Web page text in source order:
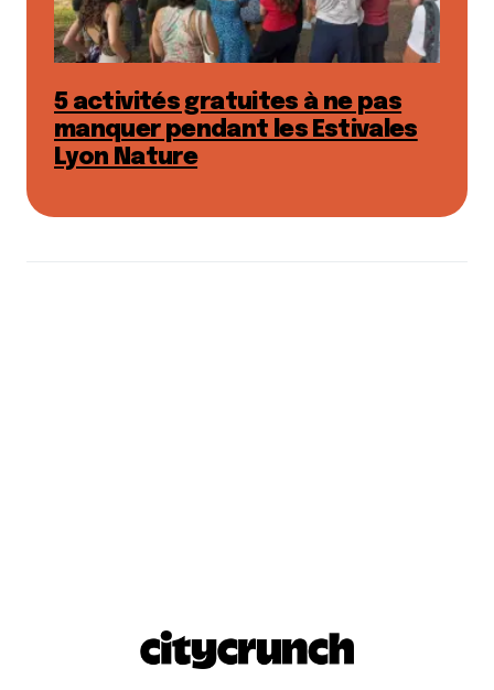
5 activités gratuites à ne pas
manquer pendant les Estivales
Lyon Nature